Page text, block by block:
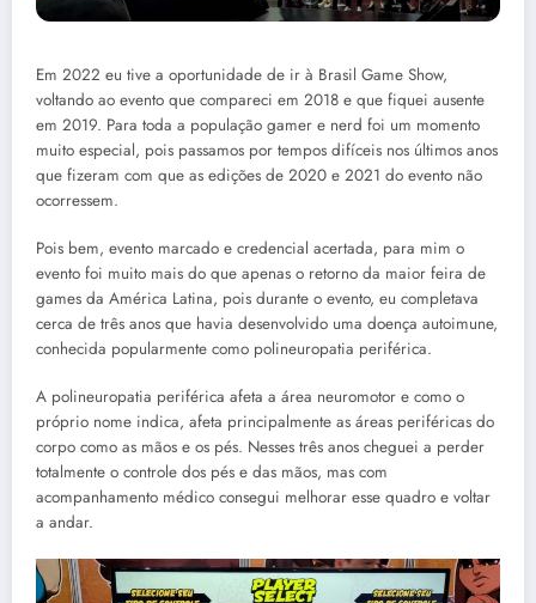
Em 2022 eu tive a oportunidade de ir à Brasil Game Show,
voltando ao evento que compareci em 2018 e que fiquei ausente
em 2019. Para toda a população gamer e nerd foi um momento
muito especial, pois passamos por tempos difíceis nos últimos anos
que fizeram com que as edições de 2020 e 2021 do evento não
ocorressem.
Pois bem, evento marcado e credencial acertada, para mim o
evento foi muito mais do que apenas o retorno da maior feira de
games da América Latina, pois durante o evento, eu completava
cerca de três anos que havia desenvolvido uma doença autoimune,
conhecida popularmente como polineuropatia periférica.
A polineuropatia periférica afeta a área neuromotor e como o
próprio nome indica, afeta principalmente as áreas periféricas do
corpo como as mãos e os pés. Nesses três anos cheguei a perder
totalmente o controle dos pés e das mãos, mas com
acompanhamento médico consegui melhorar esse quadro e voltar
a andar.